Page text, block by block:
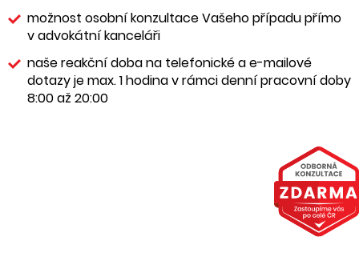
možnost osobní konzultace Vašeho případu přímo
v advokátní kanceláři
naše reakční doba na telefonické a e-mailové
dotazy je max. 1 hodina v rámci denní pracovní doby
8:00 až 20:00